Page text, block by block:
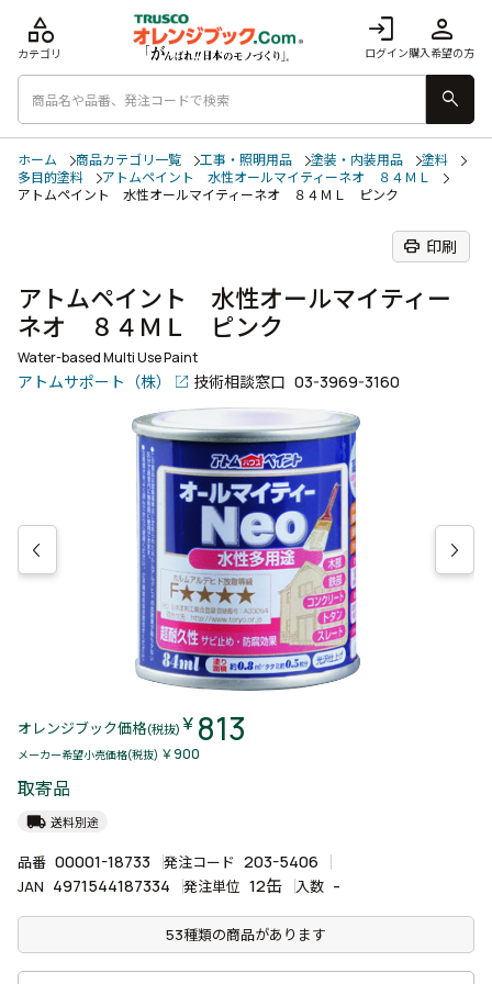
login
ログイン
person
購入希望の方
category
カテゴリ
search
ホーム 商品カテゴリ一覧 工事・照明用品 塗装・内装用品
塗料
多目的塗料
アトムペイント 水性オールマイティーネオ ８４ＭＬ
アトムペイント 水性オールマイティーネオ ８４ＭＬ ピンク
print 印刷
アトムペイント 水性オールマイティー
ネオ ８４ＭＬ ピンク
Water-based Multi Use Paint
アトムサポート（株） 技術相談窓口 03-3969-3160
オレンジブック価格(税抜) ￥ 813
メーカー希望小売価格(税抜) ￥900
取寄品
local_shipping 送料別途
品番 00001-18733 発注コード 203-5406
JAN 4971544187334 発注単位 12缶 入数 -
53種類の商品があります